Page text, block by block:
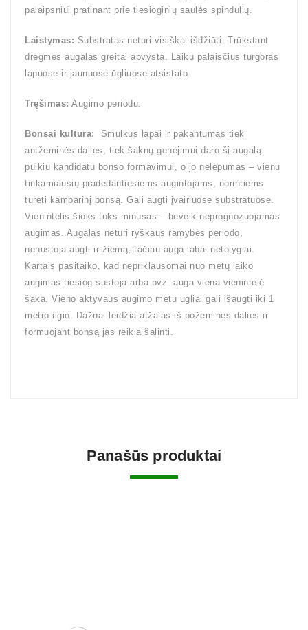
palaipsniui pratinant prie tiesioginių saulės spindulių.
Laistymas: Substratas neturi visiškai išdžiūti. Trūkstant
drėgmės augalas greitai apvysta. Laiku palaisčius turgoras
lapuose ir jaunuose ūgliuose atsistato.
Tręšimas: Augimo periodu.
Bonsai kultūra: Smulkūs lapai ir pakantumas tiek
antžeminės dalies, tiek šaknų genėjimui daro šį augalą
puikiu kandidatu bonso formavimui, o jo nelepumas – vienu
tinkamiausių pradedantiesiems augintojams, norintiems
turėti kambarinį bonsą. Gali augti įvairiuose substratuose.
Vienintelis šioks toks minusas – beveik neprognozuojamas
augimas. Augalas neturi ryškaus ramybės periodo,
nenustoja augti ir žiemą, tačiau auga labai netolygiai.
Kartais pasitaiko, kad nepriklausomai nuo metų laiko
augimas tiesiog sustoja arba pvz. auga viena vienintelė
šaka. Vieno aktyvaus augimo metu ūgliai gali išaugti iki 1
metro ilgio. Dažnai leidžia atžalas iš požeminės dalies ir
formuojant bonsą jas reikia šalinti.
Panašūs produktai